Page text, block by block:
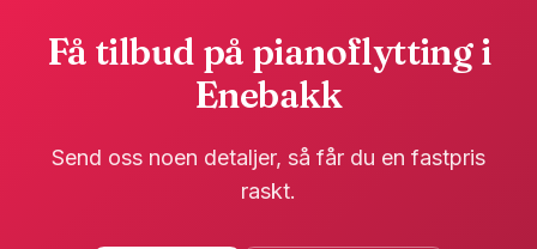
Få tilbud på pianoflytting i
Enebakk
Send oss noen detaljer, så får du en fastpris
raskt.